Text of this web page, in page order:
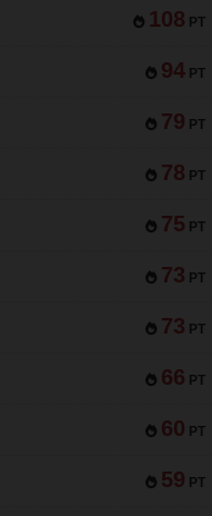
108 PT
94 PT
79 PT
78 PT
75 PT
73 PT
73 PT
66 PT
60 PT
59 PT